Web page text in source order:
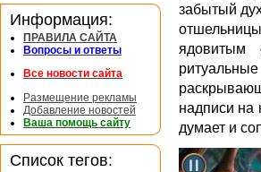
забытый
ядовитым
надписи на
думает и
Информация:
ПРАВИЛА САЙТА
Вопросы и ответы
Все новости сайта
Размещение рекламы
Добавление новостей
Ваша помощь сайту
Список тегов: